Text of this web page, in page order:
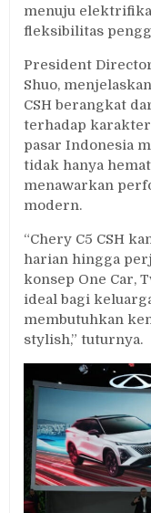
menuju
fleksibilitas
President
Shuo,
CSH berangkat
terhadap
pasar Indonesia
tidak hanya
menawarkan
modern.
“Chery C5 CSH
harian hingga
konsep One Car,
ideal bagi
membutuhkan
stylish,” tuturnya.